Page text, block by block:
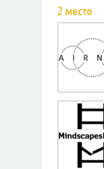
2 место